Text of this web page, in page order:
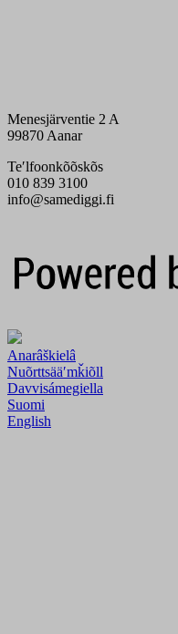
Menesjärventie 2 A
99870 Aanar
Teʹlfoonkõõskõs
010 839 3100
info@samediggi.fi
Anarâškielâ
Nuõrttsääʹmǩiõll
Davvisámegiella
Suomi
English